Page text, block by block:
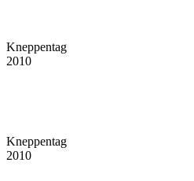
Kneppentag
2010
Kneppentag
2010